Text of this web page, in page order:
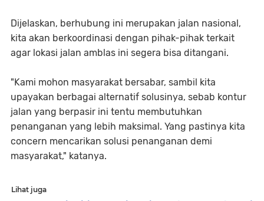
Dijelaskan, berhubung ini merupakan jalan nasional,
kita akan berkoordinasi dengan pihak-pihak terkait
agar lokasi jalan amblas ini segera bisa ditangani.
"Kami mohon masyarakat bersabar, sambil kita
upayakan berbagai alternatif solusinya, sebab kontur
jalan yang berpasir ini tentu membutuhkan
penanganan yang lebih maksimal. Yang pastinya kita
concern mencarikan solusi penanganan demi
masyarakat," katanya.
Lihat juga